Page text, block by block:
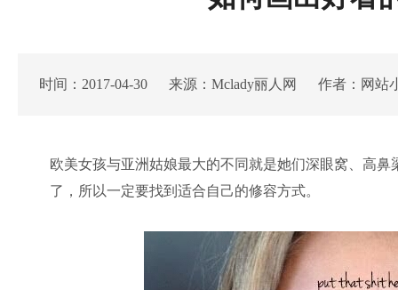
时间：2017-04-30 来源：Mclady丽人网 作者：网站
欧美女孩与亚洲姑娘最大的不同就是她们深眼窝、高
了，所以一定要找到适合自己的修容方式。